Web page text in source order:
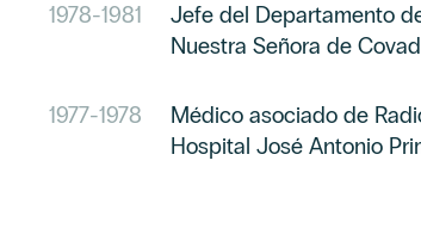
1978-1981
Jefe del Departamento
Nuestra Señora de
1977-1978
Médico asociado de
Hospital José Antonio